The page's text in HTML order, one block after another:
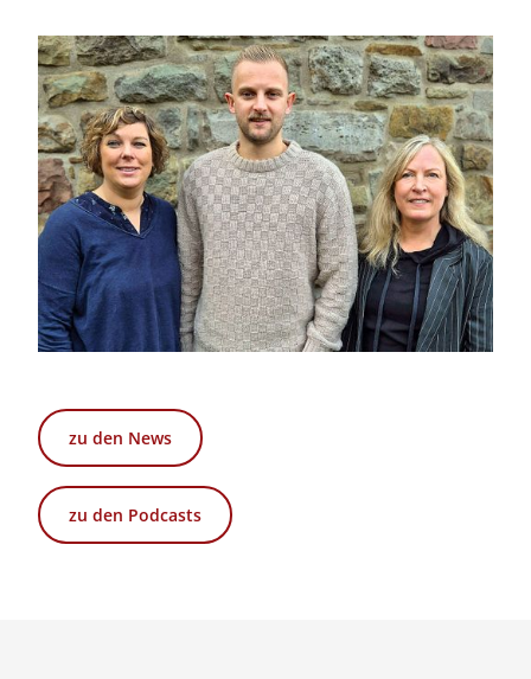
zu den News
zu den Podcasts